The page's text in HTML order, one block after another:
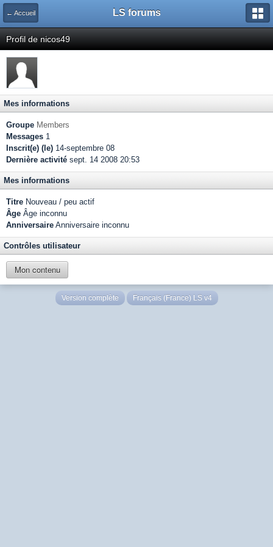
← Accueil LS forums
Profil de nicos49
Mes informations
Groupe Members
Messages 1
Inscrit(e) (le) 14-septembre 08
Dernière activité sept. 14 2008 20:53
Mes informations
Titre Nouveau / peu actif
Âge Âge inconnu
Anniversaire Anniversaire inconnu
Contrôles utilisateur
Mon contenu
Version complète Français (France) LS v4